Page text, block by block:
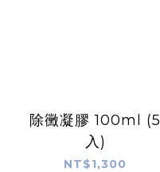
除黴凝膠 100ml (5
入)
NT$1,300